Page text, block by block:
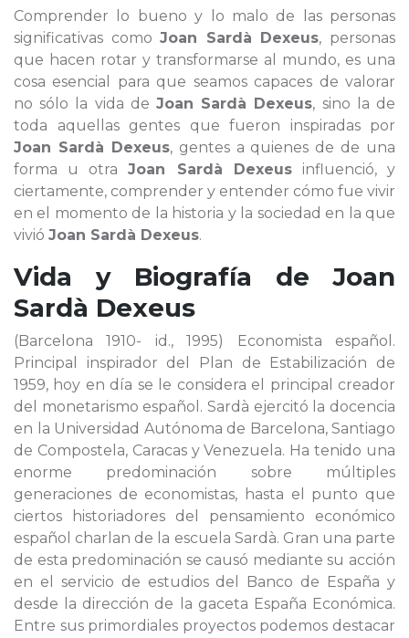
Comprender lo bueno y lo malo de las personas
significativas comoJoan Sardà Dexeus, personas
que hacen rotar y transformarse al mundo, es una
cosa esencial para que seamos capaces de valorar
no sólo la vida de Joan Sardà Dexeus, sino la de
toda aquellas gentes que fueron inspiradas por
Joan Sardà Dexeus, gentes a quienes de de una
forma u otraJoan Sardà Dexeusinfluenció, y
ciertamente, comprender y entender cómo fue vivir
en el momento de la historia y la sociedad en la que
vivió Joan Sardà Dexeus.
Vida y Biografía de Joan
Sardà Dexeus
(Barcelona 1910- id., 1995) Economista español.
Principal inspirador del Plan de Estabilización de
1959, hoy en día se le considera el principal creador
del monetarismo español. Sardà ejercitó la docencia
en la Universidad Autónoma de Barcelona, Santiago
de Compostela, Caracas y Venezuela. Ha tenido una
enorme predominación sobre múltiples
generaciones de economistas, hasta el punto que
ciertos historiadores del pensamiento económico
español charlan de la escuela Sardà. Gran una parte
de esta predominación se causó mediante su acción
en el servicio de estudios del Banco de España y
desde la dirección de la gaceta España Económica.
Entre sus primordiales proyectos podemos destacar